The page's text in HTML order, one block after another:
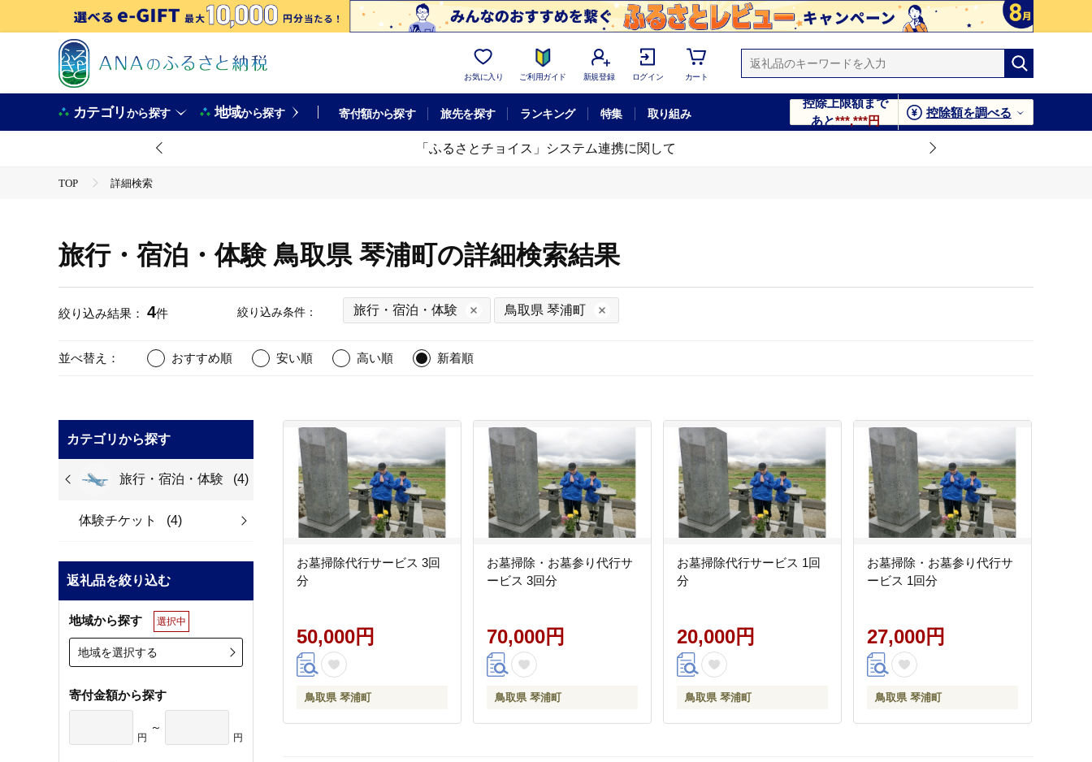
お気に入り ご利用ガイド 新規登録 ログイン カート
カテゴリから探す 地域から探す 寄付額から探す 旅先を探す ランキング 特集 取り組み
控除上限額まで
あと***,***円
控除額を調べる
「ふるさとチョイス」システム連携に関して
TOP 詳細検索
旅行・宿泊・体験 鳥取県 琴浦町の詳細検索結果
絞り込み結果： 4件 絞り込み条件： 旅行・宿泊・体験 鳥取県 琴浦町
並べ替え： おすすめ順 安い順 高い順 新着順
カテゴリから探す
旅行・宿泊・体験 (4)
体験チケット (4)
返礼品を絞り込む
地域から探す 選択中
地域を選択する
寄付金額から探す
円
～
円
お墓掃除代行サービス 3回
分
50,000円
鳥取県 琴浦町
お墓掃除・お墓参り代行サ
ービス 3回分
70,000円
鳥取県 琴浦町
お墓掃除代行サービス 1回
分
20,000円
鳥取県 琴浦町
お墓掃除・お墓参り代行サ
ービス 1回分
27,000円
鳥取県 琴浦町